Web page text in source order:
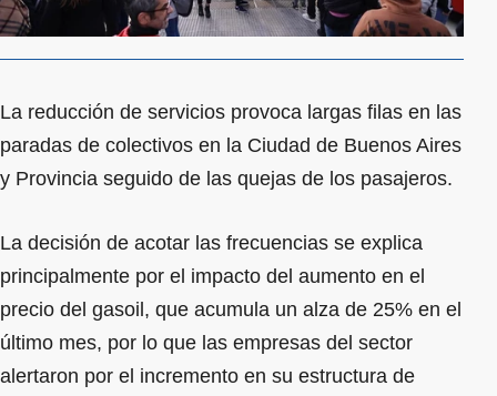
La reducción de servicios provoca largas filas en las
paradas de colectivos en la Ciudad de Buenos Aires
y Provincia seguido de las quejas de los pasajeros.
La decisión de acotar las frecuencias se explica
principalmente por el impacto del aumento en el
precio del gasoil, que acumula un alza de 25% en el
último mes, por lo que las empresas del sector
alertaron por el incremento en su estructura de